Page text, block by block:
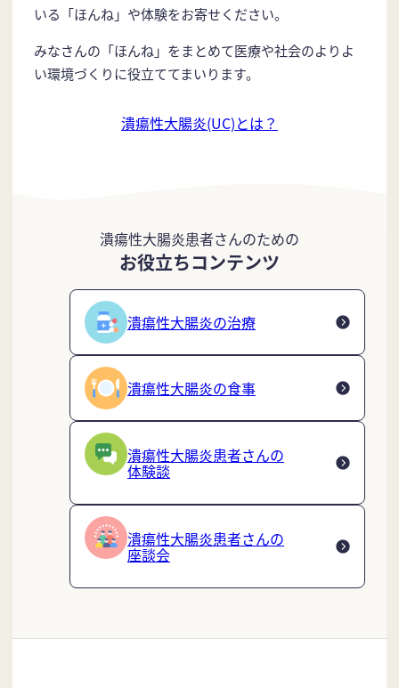
いる「ほんね」や体験をお寄せください。
みなさんの「ほんね」をまとめて医療や社会のよりよ
い環境づくりに役立ててまいります。
潰瘍性大腸炎(UC)とは？
潰瘍性大腸炎患者さんのための
お役立ちコンテンツ
潰瘍性大腸炎の治療
潰瘍性大腸炎の食事
潰瘍性大腸炎患者さんの
体験談
潰瘍性大腸炎患者さんの
座談会